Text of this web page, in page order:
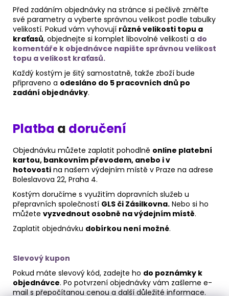
Před zadáním objednávky na stránce si pečlivě změřte
své parametry a vyberte správnou velikost podle tabulky
velikostí. Pokud vám vyhovují různé velikosti topu a
kraťasů, objednejte si komplet libovolné velikosti a do
komentáře k objednávce napište správnou velikost
topu a velikost kraťasů.
Každý kostým je šitý samostatně, takže zboží bude
připraveno a odesláno do 5 pracovních dnů po
zadání objednávky.
Platba a doručení
Objednávku můžete zaplatit pohodlně online platební
kartou, bankovním převodem, anebo i v
hotovosti na našem výdejním místě v Praze na adrese
Boleslavova 22, Praha 4.
Kostým doručíme s využitím dopravních služeb u
přepravních společností GLS či Zásilkovna. Nebo si ho
můžete vyzvednout osobně na výdejním místě.
Zaplatit objednávku dobírkou není možné.
Slevový kupon
Pokud máte slevový kód, zadejte ho do poznámky k
objednávce. Po potvrzení objednávky vám zašleme e-
mail s přepočítanou cenou a další důležité informace.